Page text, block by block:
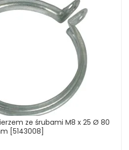
ze śrubami M8 x 25 Ø 80
[5143008]